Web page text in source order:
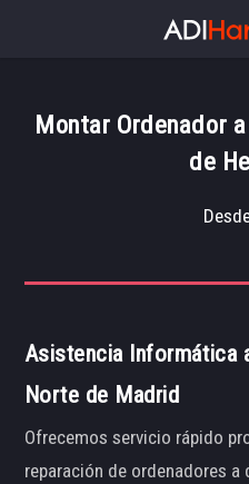
Montar Ordenador
de
Asistencia Informática
Norte de Madrid
Ofrecemos servicio rápido
reparación de ordenadores